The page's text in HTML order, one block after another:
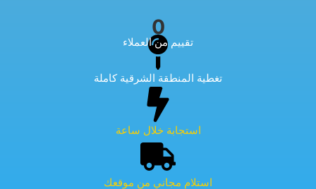
0
تقييم من العملاء
تغطية المنطقة الشرقية كاملة
استجابة خلال ساعة
استلام مجاني من موقعك